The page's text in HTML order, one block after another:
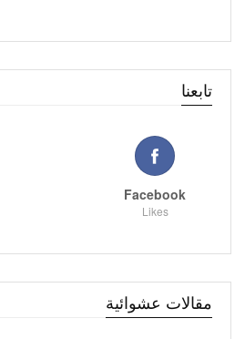
تابعنا
Facebook
Likes
مقالات عشوائية